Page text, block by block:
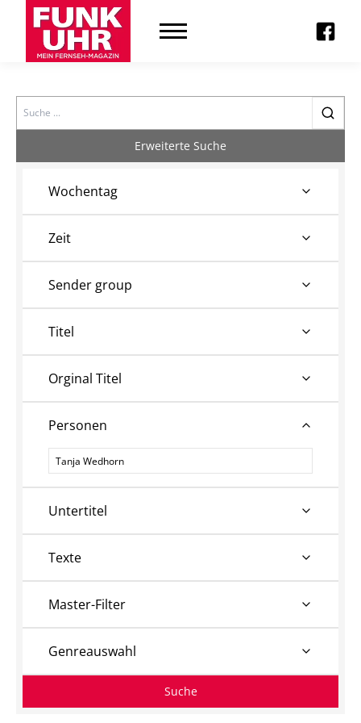
Search
Erweiterte Suche
Wochentag
Zeit
Sender group
Titel
Orginal Titel
Personen
Personen
Untertitel
Texte
Master-Filter
Genreauswahl
Suche